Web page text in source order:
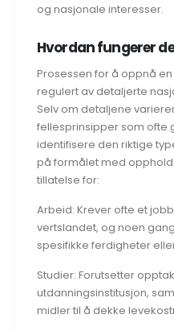
og nasjonale interesser.
Hvordan fungerer
Prosessen for å oppnå
regulert av detaljerte
Selv om detaljene
fellesprinsipper som ofte
identifisere den riktige
på formålet med
tillatelse for:
Arbeid: Krever ofte et
vertslandet, og noen
spesifikke ferdigheter
Studier: Forutsetter
utdanningsinstitusjon,
midler til å dekke